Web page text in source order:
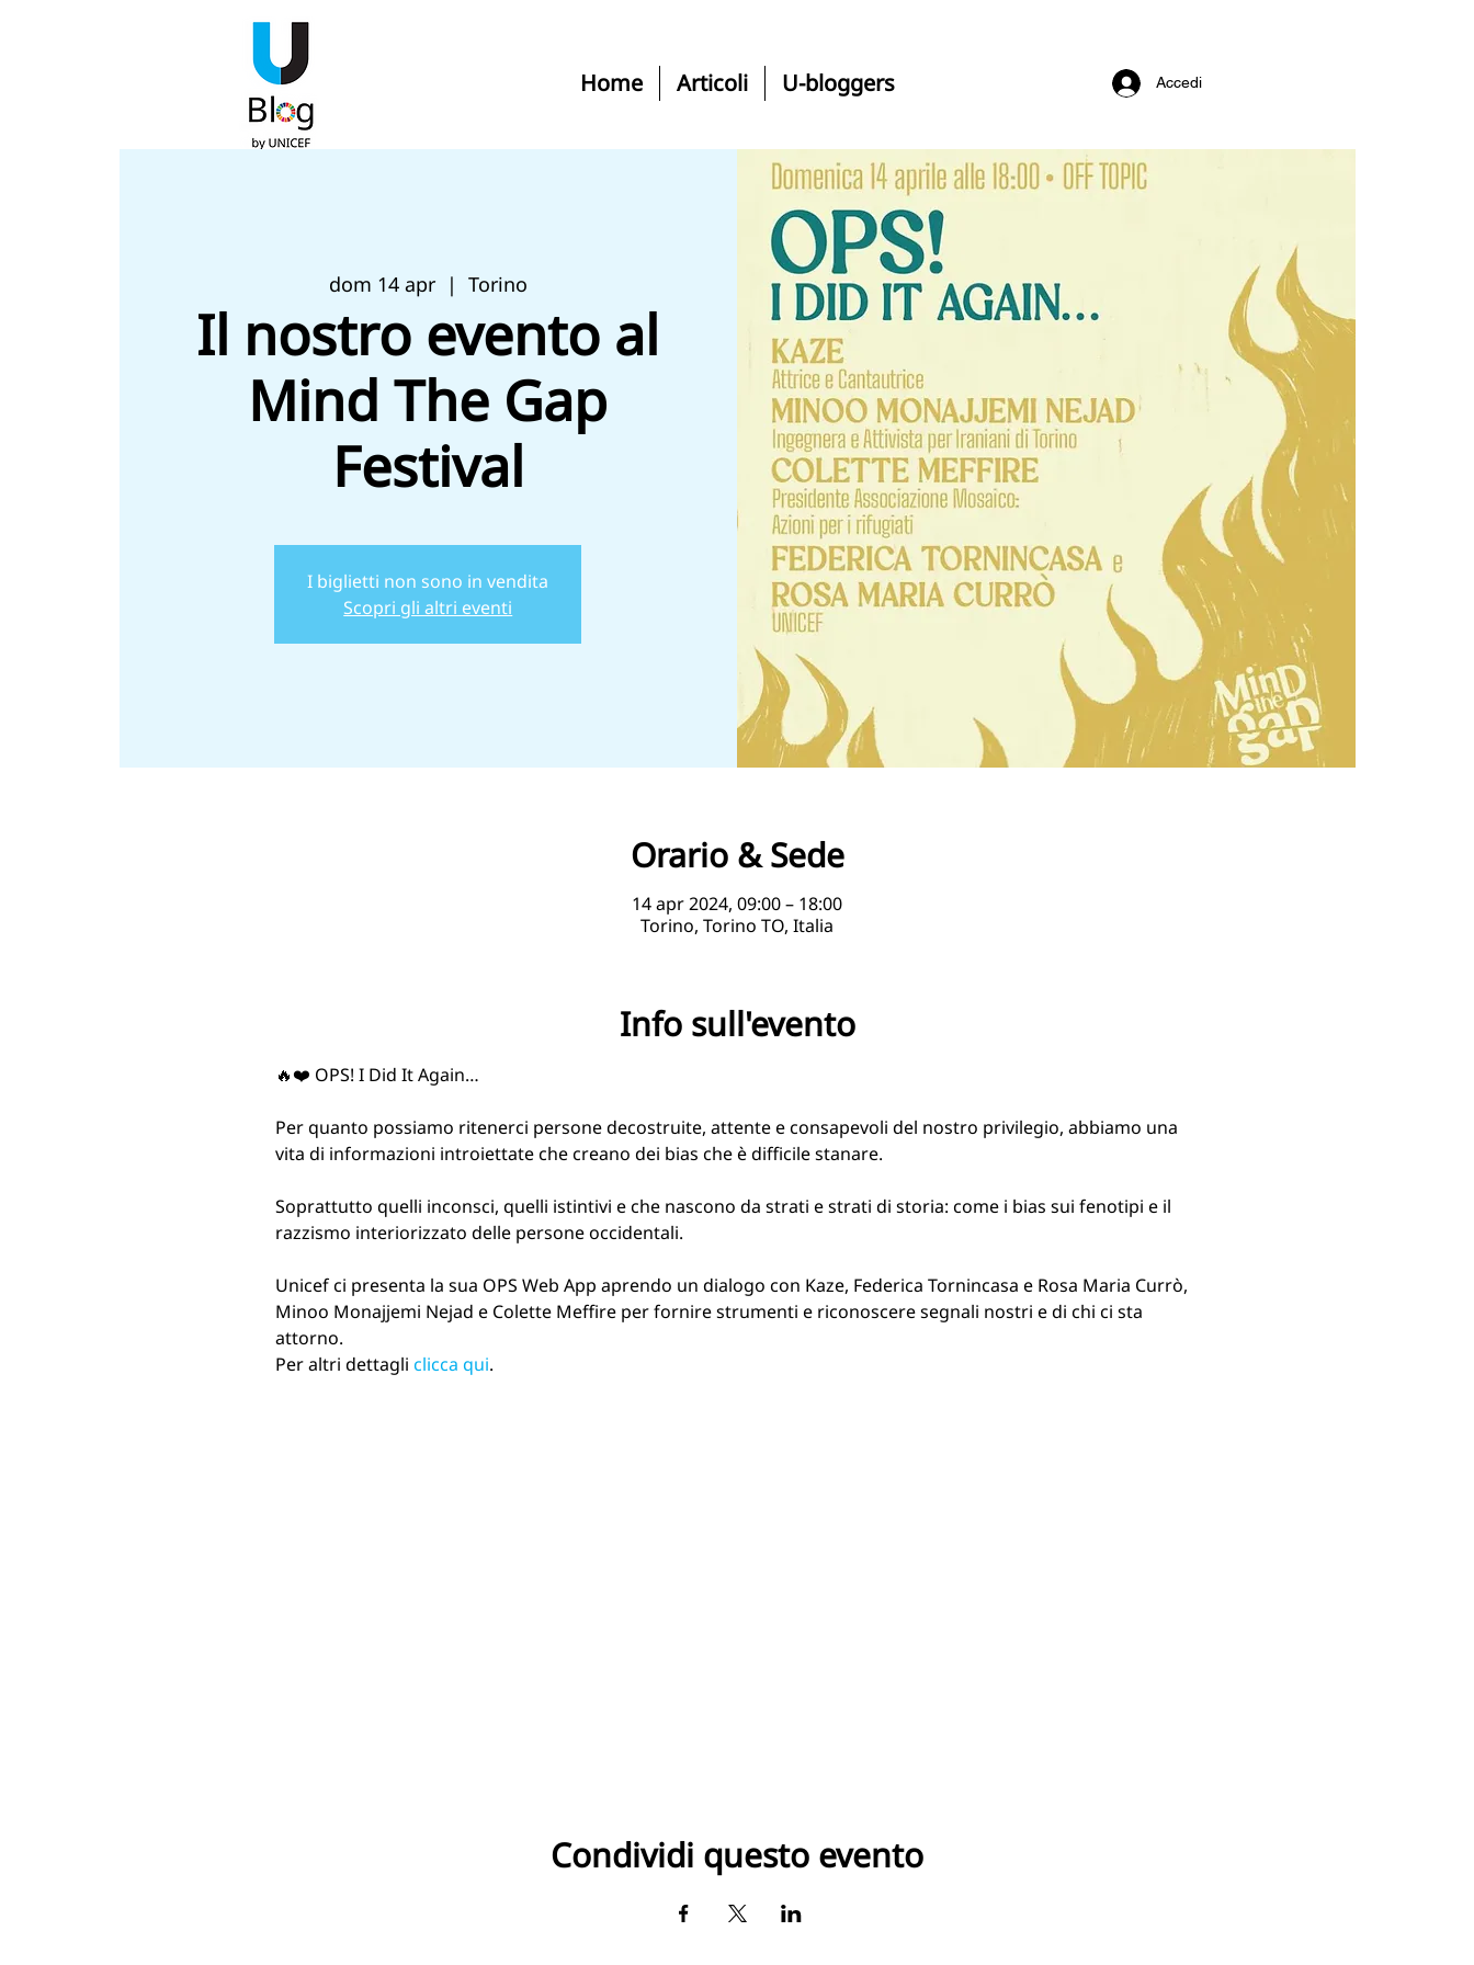
Home Articoli U-bloggers Accedi
dom 14 apr
  |
Torino
Il nostro evento al
Mind The Gap
Festival
I biglietti non sono in vendita
Scopri gli altri eventi
Orario & Sede
14 apr 2024, 09:00 – 18:00
Torino, Torino TO, Italia
Info sull'evento
🔥❤️ OPS! I Did It Again…
Per quanto possiamo ritenerci persone decostruite, attente e consapevoli del nostro privilegio, abbiamo una
vita di informazioni introiettate che creano dei bias che è difficile stanare.
Soprattutto quelli inconsci, quelli istintivi e che nascono da strati e strati di storia: come i bias sui fenotipi e il
razzismo interiorizzato delle persone occidentali.
Unicef ci presenta la sua OPS Web App aprendo un dialogo con Kaze, Federica Tornincasa e Rosa Maria Currò,
Minoo Monajjemi Nejad e Colette Meffire per fornire strumenti e riconoscere segnali nostri e di chi ci sta
attorno.
Per altri dettagli clicca qui.
Condividi questo evento